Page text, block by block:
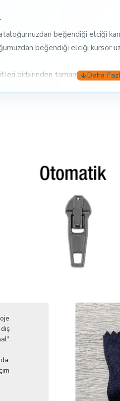
beğendiği elciği
beğendiği elciği kursör
birbirinden tamamen